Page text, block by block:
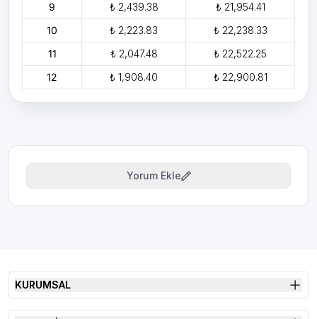
9
₺ 2,439.38
₺ 21,954.41
10
₺ 2,223.83
₺ 22,238.33
11
₺ 2,047.48
₺ 22,522.25
12
₺ 1,908.40 ₺ 22,900.81
Yorum Ekle
KURUMSAL